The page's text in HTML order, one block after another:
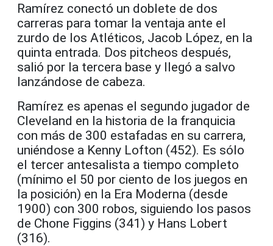
Ramírez conectó un doblete de dos
carreras para tomar la ventaja ante el
zurdo de los Atléticos, Jacob López, en la
quinta entrada. Dos pitcheos después,
salió por la tercera base y llegó a salvo
lanzándose de cabeza.
Ramírez es apenas el segundo jugador de
Cleveland en la historia de la franquicia
con más de 300 estafadas en su carrera,
uniéndose a Kenny Lofton (452). Es sólo
el tercer antesalista a tiempo completo
(mínimo el 50 por ciento de los juegos en
la posición) en la Era Moderna (desde
1900) con 300 robos, siguiendo los pasos
de Chone Figgins (341) y Hans Lobert
(316).